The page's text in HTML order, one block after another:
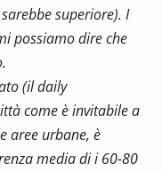
superiore). I
possiamo dire che
(il daily
come è invitabile a
aree urbane, è
media di i 60-80